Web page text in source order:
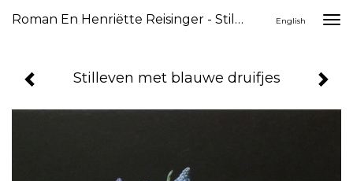
Roman En Henriëtte Reisinger - Stilleven Met Blauwe Druifjes English
Stilleven met blauwe druifjes